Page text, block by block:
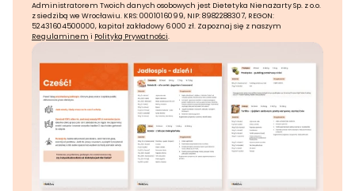
Administratorem Twoich danych osobowych jest Dietetyka Nienażarty Sp. z o.o.
z siedzibą we Wrocławiu. KRS: 0001016099, NIP: 8982288307, REGON:
52431604500000, kapitał zakładowy 6 000 zł. Zapoznaj się z naszym
Regulaminem i Polityką Prywatności.